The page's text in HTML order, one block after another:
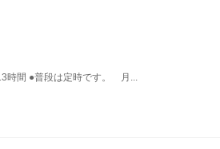
時間 ●普段は定時です。 月...